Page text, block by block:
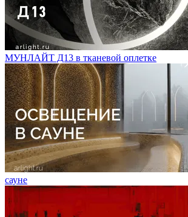
МУНЛАЙТ Д13 в тканевой оплетке
сауне